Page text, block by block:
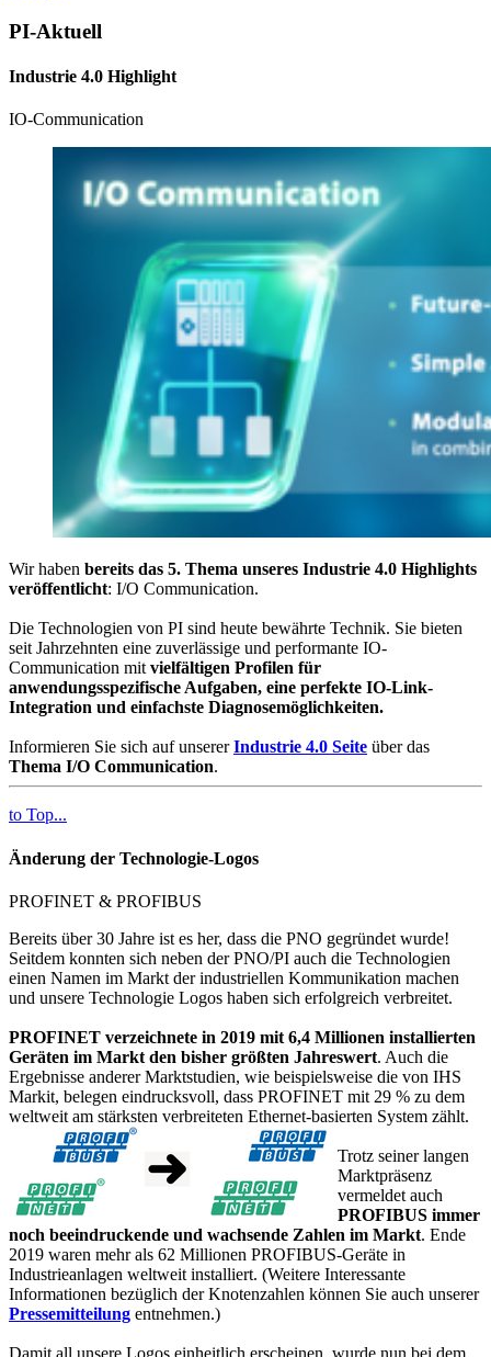
PI-Aktuell
Industrie 4.0 Highlight
IO-Communication
Wir haben bereits das 5. Thema unseres Industrie 4.0 Highlights
veröffentlicht: I/O Communication.
Die Technologien von PI sind heute bewährte Technik. Sie bieten
seit Jahrzehnten eine zuverlässige und performante IO-
Communication mitvielfältigen Profilen für
anwendungsspezifische Aufgaben, eine perfekte IO-Link-
Integration und einfachste Diagnosemöglichkeiten.
Informieren Sie sich auf unsererIndustrie 4.0 Seite über das
Thema I/O Communication.
to Top...
Änderung der Technologie-Logos
PROFINET & PROFIBUS
Bereits über 30 Jahre ist es her, dass die PNO gegründet wurde!
Seitdem konnten sich neben der PNO/PI auch die Technologien
einen Namen im Markt der industriellen Kommunikation machen
und unsere Technologie Logos haben sich erfolgreich verbreitet.
PROFINET verzeichnete in 2019 mit 6,4 Millionen installierten
Geräten im Markt den bisher größten Jahreswert. Auch die
Ergebnisse anderer Marktstudien, wie beispielsweise die von IHS
Markit, belegen eindrucksvoll, dass PROFINET mit 29 % zu dem
weltweit am stärksten verbreiteten Ethernet-basierten System zählt.
Trotz seiner langen
Marktpräsenz
vermeldet auch
PROFIBUS immer
noch beeindruckende und wachsende Zahlen im Markt. Ende
2019 waren mehr als 62 Millionen PROFIBUS-Geräte in
Industrieanlagen weltweit installiert. (Weitere Interessante
Informationen bezüglich der Knotenzahlen können Sie auch unserer
Pressemitteilung entnehmen.)
Damit all unsere Logos einheitlich erscheinen, wurde nun bei dem